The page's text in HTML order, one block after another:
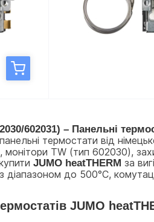
602031) – Панельні
термостати від
монітори TW (тип 602030),
JUMO heatTHERM за
з діапазоном до 500°C,
JUMO